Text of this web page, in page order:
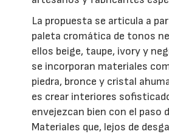
La propuesta se articula a
paleta cromática de tonos
ellos beige, taupe, ivory y
se incorporan materiales
piedra, bronce y cristal
es crear interiores
envejezcan bien con el paso
Materiales que, lejos de